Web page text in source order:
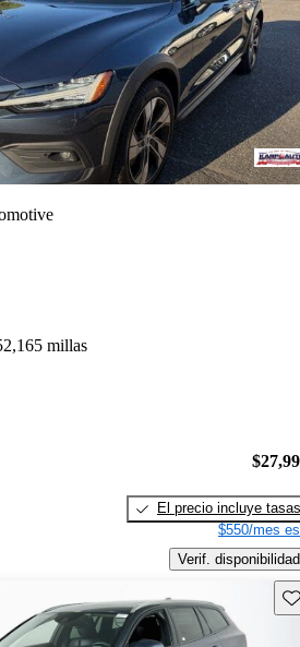
millas
El precio incluye tasas
$550/mes
Verif. disponibilidad